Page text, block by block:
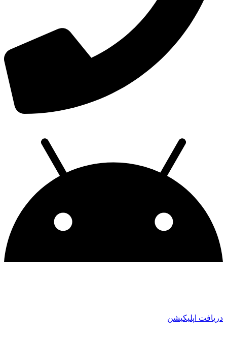
دریافت اپلیکیشن